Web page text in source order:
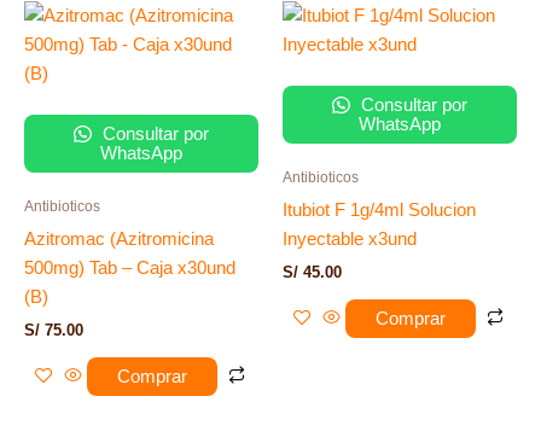
Consultar por
WhatsApp
Antibioticos
Azitromac (Azitromicina
500mg) Tab – Caja x30und
(B)
S/ 75.00
Comprar
Consultar por
WhatsApp
Antibioticos
Itubiot F 1g/4ml Solucion
Inyectable x3und
S/ 45.00
Comprar